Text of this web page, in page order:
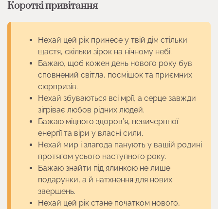
Короткі привітання
Нехай цей рік принесе у твій дім стільки
щастя, скільки зірок на нічному небі.
Бажаю, щоб кожен день нового року був
сповнений світла, посмішок та приємних
сюрпризів.
Нехай збуваються всі мрії, а серце завжди
зігріває любов рідних людей.
Бажаю міцного здоров’я, невичерпної
енергії та віри у власні сили.
Нехай мир і злагода панують у вашій родині
протягом усього наступного року.
Бажаю знайти під ялинкою не лише
подарунки, а й натхнення для нових
звершень.
Нехай цей рік стане початком нового,